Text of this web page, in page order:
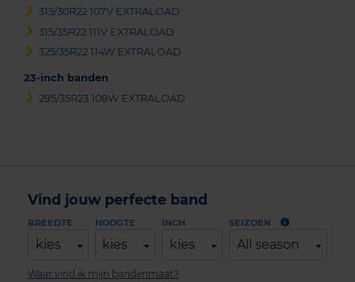
315/30R22 107V EXTRALOAD
315/35R22 111V EXTRALOAD
325/35R22 114W EXTRALOAD
23-inch banden
295/35R23 108W EXTRALOAD
Vind jouw perfecte band
BREEDTE
kies
HOOGTE
kies
INCH
kies
SEIZOEN
All season
Waar vind ik mijn bandenmaat?